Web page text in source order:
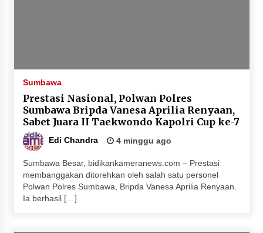
Sumbawa
Prestasi Nasional, Polwan Polres
Sumbawa Bripda Vanesa Aprilia Renyaan,
Sabet Juara II Taekwondo Kapolri Cup ke-7
Edi Chandra 4 minggu ago
Sumbawa Besar, bidikankameranews.com – Prestasi
membanggakan ditorehkan oleh salah satu personel
Polwan Polres Sumbawa, Bripda Vanesa Aprilia Renyaan.
Ia berhasil […]